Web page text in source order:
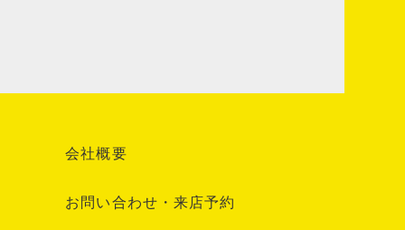
会社概要
お問い合わせ・来店予約